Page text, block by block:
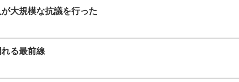
大規模な抗議を行った
る最前線